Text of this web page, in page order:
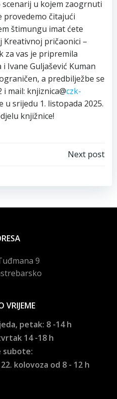
u kojem zaogrnuti
provedemo čitajući
štimungu imat ćete
Kreativnoj pričaonici –
za vas je pripremila
Ivane Guljašević Kuman
a predbilježbe se
mail: knjiznica@czk-
u srijedu 1. listopada 2025.
knjižnice!
Navigacija
objava
Next post
9
VRIJEME
petak: 8 -14 h
14 -18 h
subote:
kolovoza od 8 - 12 h